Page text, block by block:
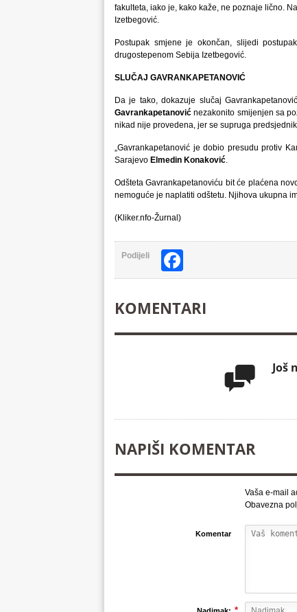
fakulteta, iako je, kako kaže, ne poznaje lično.
Izetbegović.
Postupak smjene je okončan, slijedi
drugostepenom Sebija Izetbegović.
SLUČAJ GAVRANKAPETANOVIĆ
Da je tako, dokazuje slučaj
Gavrankapetanović nezakonito smijenjen sa
nikad nije provedena, jer se supruga
„Gavrankapetanović je dobio presudu protiv
Sarajevo Elmedin Konaković.
Odšteta Gavrankapetanoviću bit će plaćena
nemoguće je naplatiti odštetu. Njihova ukupna
(Kliker.nfo-Žurnal)
Podijeli
KOMENTARI
 Još
NAPIŠI KOMENTAR
Vaša e-mail
Obavezna
Komentar